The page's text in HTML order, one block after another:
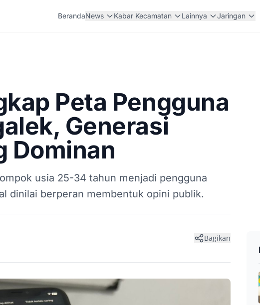
BerandaNews Kabar Kecamatan Lainnya Jaringan
Peta Pengguna
Generasi
Dominan
usia 25-34 tahun menjadi pengguna
dinilai berperan membentuk opini publik.
Bagikan